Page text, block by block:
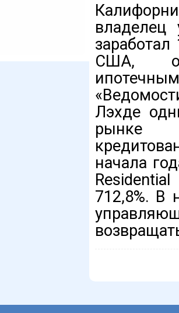
владелец
США,
Лэхде
рынке
начала
712,8%. В